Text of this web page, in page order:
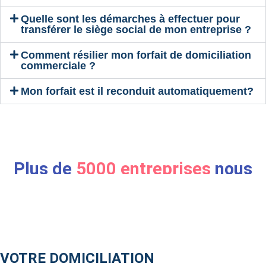
Quelle sont les démarches à effectuer pour
transférer le siège social de mon entreprise ?
Comment résilier mon forfait de domiciliation
commerciale ?
Mon forfait est il reconduit automatiquement?
Plus de 5000 entreprises nous
VOTRE DOMICILIATION